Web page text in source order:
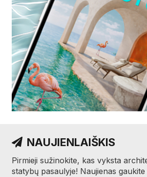
NAUJIENLAIŠKIS
Pirmieji sužinokite, kas vyksta
statybų pasaulyje! Naujienas